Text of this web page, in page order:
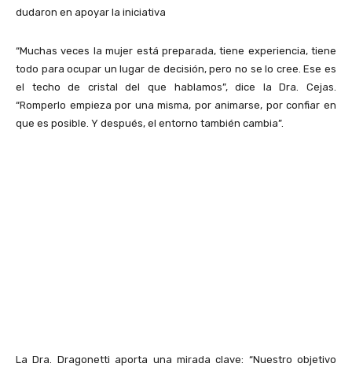
dudaron en apoyar la iniciativa
“Muchas veces la mujer está preparada, tiene experiencia, tiene
todo para ocupar un lugar de decisión, pero no se lo cree. Ese es
el techo de cristal del que hablamos”, dice la Dra. Cejas.
“Romperlo empieza por una misma, por animarse, por confiar en
que es posible. Y después, el entorno también cambia”.
La Dra. Dragonetti aporta una mirada clave: “Nuestro objetivo